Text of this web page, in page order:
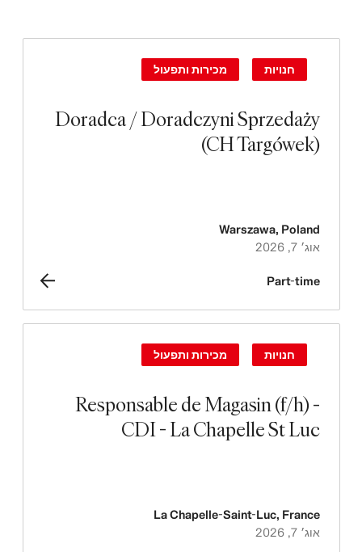
Doradca / Doradczyni Sprzedaży
(CH Targówek)
חנויות מכירות ותפעול
Warszawa, Poland
אוג׳ 7, 2026
Part-time
Responsable de Magasin (f/h) -
CDI - La Chapelle St Luc
חנויות מכירות ותפעול
La Chapelle-Saint-Luc, France
אוג׳ 7, 2026